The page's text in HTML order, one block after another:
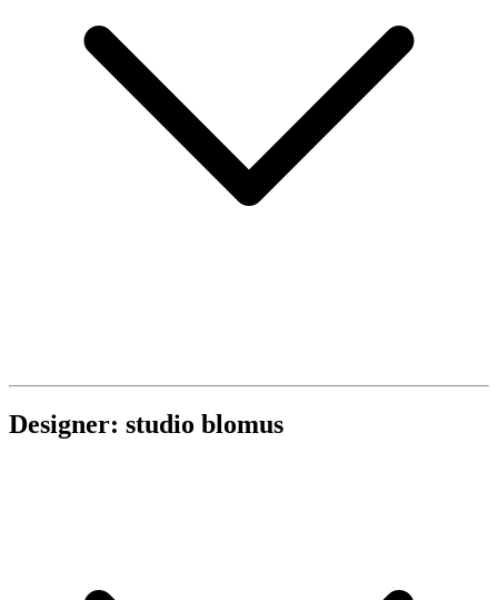
Designer: studio blomus